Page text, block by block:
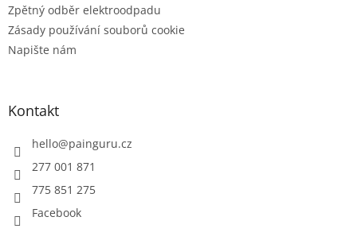
Zpětný odběr elektroodpadu
Zásady používání souborů cookie
Napište nám
Kontakt
hello@painguru.cz
277 001 871
775 851 275
Facebook